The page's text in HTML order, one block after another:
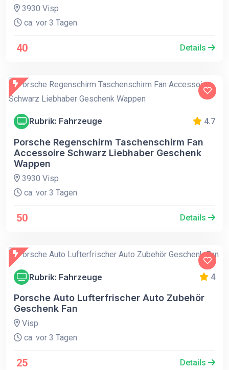
3930 Visp
ca. vor 3 Tagen
40 Details
Rubrik: Fahrzeuge 4.7
Porsche Regenschirm Taschenschirm Fan
Accessoire Schwarz Liebhaber Geschenk
Wappen
3930 Visp
ca. vor 3 Tagen
50 Details
Rubrik: Fahrzeuge 4
Porsche Auto Lufterfrischer Auto Zubehör
Geschenk Fan
Visp
ca. vor 3 Tagen
25 Details